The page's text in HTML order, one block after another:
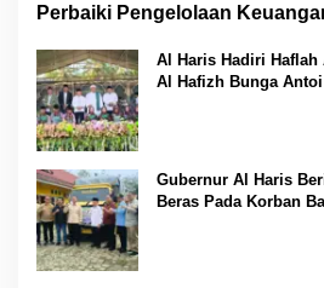
Perbaiki Pengelolaan
Al Haris Hadiri
Al Hafizh Bunga Antoi
Gubernur Al Haris
Beras Pada Korban